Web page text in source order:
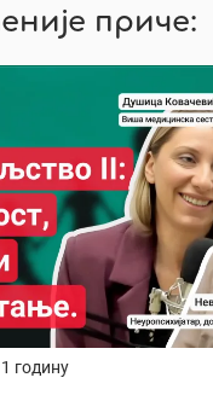
приче:
годину